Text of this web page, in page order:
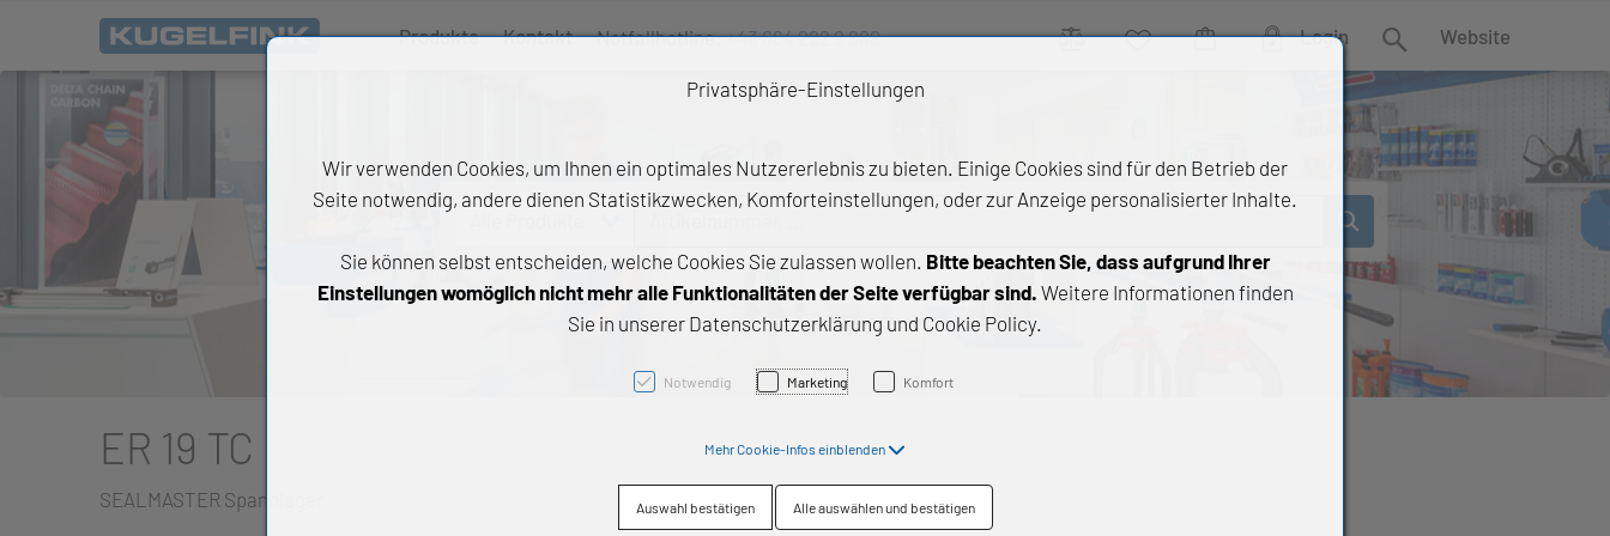
Produkte Kontakt Notfallhotline:+43 664 222 9 888 VergleichWunschlisteWarenkorb Login Suche Website
Alle Produkte
Wälz- und Gleitlager
Antriebstechnik
Chemische Produkte
ER 19 TC
SEALMASTER Spannlager
Privatsphäre-Einstellungen
Wir verwenden Cookies, um Ihnen ein optimales Nutzererlebnis zu bieten. Einige Cookies sind für den Betrieb der
Seite notwendig, andere dienen Statistikzwecken, Komforteinstellungen, oder zur Anzeige personalisierter Inhalte.
Sie können selbst entscheiden, welche Cookies Sie zulassen wollen. Bitte beachten Sie, dass aufgrund Ihrer
Einstellungen womöglich nicht mehr alle Funktionalitäten der Seite verfügbar sind. Weitere Informationen finden
Sie in unserer Datenschutzerklärung und Cookie Policy.
Notwendig Marketing Komfort
Mehr Cookie-Infos einblenden
Auswahl bestätigen Alle auswählen und bestätigen